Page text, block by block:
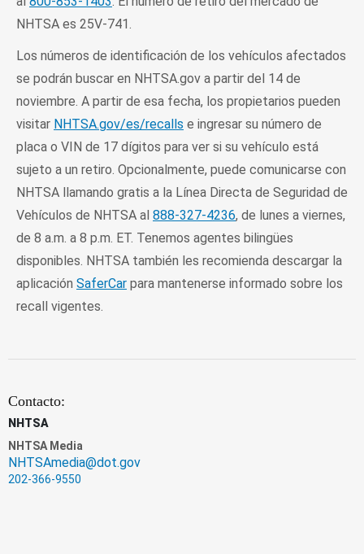
NHTSA es 25V-741.
Los números de identificación de los vehículos afectados
se podrán buscar en NHTSA.gov a partir del 14 de
noviembre. A partir de esa fecha, los propietarios pueden
visitar NHTSA.gov/es/recalls e ingresar su número de
placa o VIN de 17 dígitos para ver si su vehículo está
sujeto a un retiro. Opcionalmente, puede comunicarse con
NHTSA llamando gratis a la Línea Directa de Seguridad de
Vehículos de NHTSA al 888-327-4236, de lunes a viernes,
de 8 a.m. a 8 p.m. ET. Tenemos agentes bilingües
disponibles. NHTSA también les recomienda descargar la
aplicación SaferCar para mantenerse informado sobre los
recall vigentes.
Contacto:
NHTSA
NHTSA Media
NHTSAmedia@dot.gov
202-366-9550